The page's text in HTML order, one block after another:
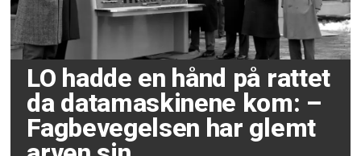
LO hadde en hånd på rattet
da datamaskinene kom: –
Fagbevegelsen har glemt